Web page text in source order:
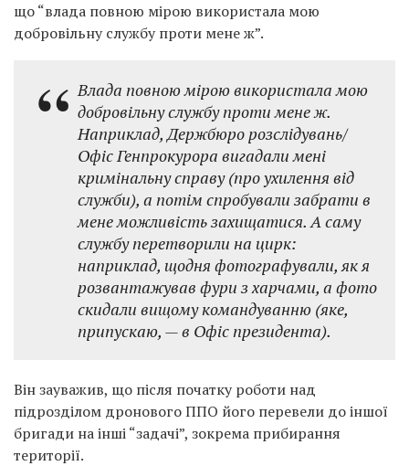
що “влада повною мірою використала мою
добровільну службу проти мене ж”.
Влада повною мірою використала мою
добровільну службу проти мене ж.
Наприклад, Держбюро розслідувань/
Офіс Генпрокурора вигадали мені
кримінальну справу (про ухилення від
служби), а потім спробували забрати в
мене можливість захищатися. А саму
службу перетворили на цирк:
наприклад, щодня фотографували, як я
розвантажував фури з харчами, а фото
скидали вищому командуванню (яке,
припускаю, — в Офіс президента).
Він зауважив, що після початку роботи над
підрозділом дронового ППО його перевели до іншої
бригади на інші “задачі”, зокрема прибирання
території.